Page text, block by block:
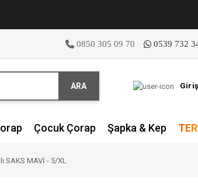
0850 305 09 70 0539 732
ARA Giriş
Çocuk Çorap Şapka & Kep
SAKS MAVİ - 5/XL